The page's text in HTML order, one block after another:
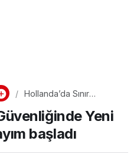
Hollanda’da Sınır
Dönem için geri sayım
başladı
Yeni
başladı